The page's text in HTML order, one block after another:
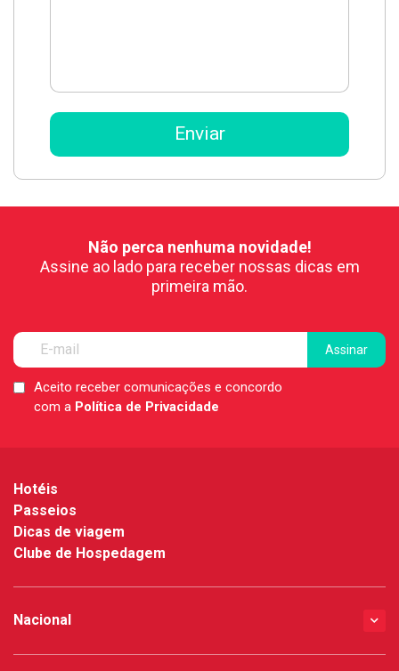
Não perca nenhuma novidade!
Assine ao lado para receber nossas dicas em
primeira mão.
LGPDAceito receber comunicações e concordo
com a Política de Privacidade
Hotéis
Passeios
Dicas de viagem
Clube de Hospedagem
Nacional